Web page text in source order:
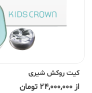
کیت روکش شیری
از 24,000,000 تومان